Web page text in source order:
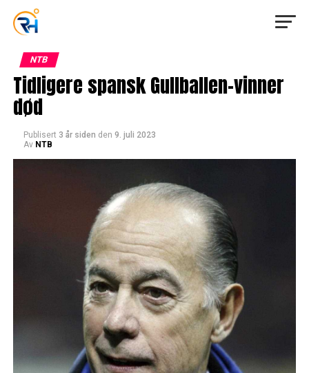
NTB
Tidligere spansk Gullballen-vinner
død
Publisert 3 år siden den 9. juli 2023
Av NTB